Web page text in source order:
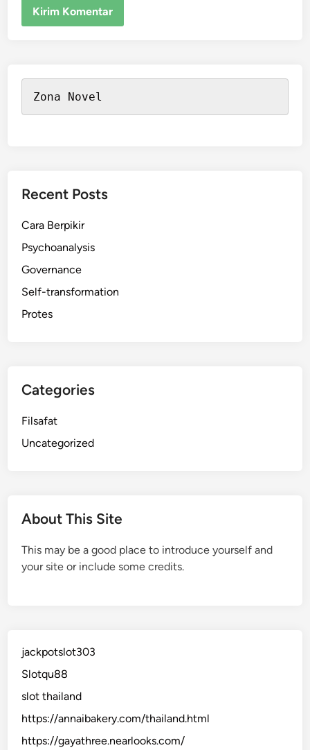
Zona Novel
Recent Posts
Cara Berpikir
Psychoanalysis
Governance
Self-transformation
Protes
Categories
Filsafat
Uncategorized
About This Site
This may be a good place to introduce yourself and
your site or include some credits.
jackpotslot303
Slotqu88
slot thailand
https://annaibakery.com/thailand.html
https://gayathree.nearlooks.com/